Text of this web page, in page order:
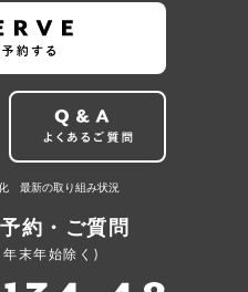
最新の取り組み状況
約・ご質問
末年始除く)